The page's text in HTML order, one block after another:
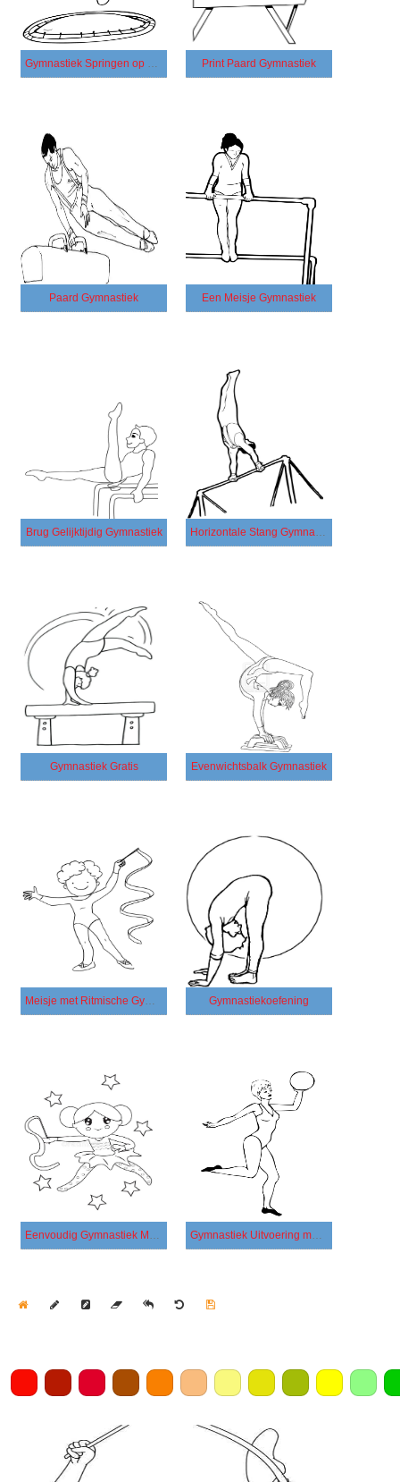
Gymnastiek Springen op Trampoline Print Paard Gymnastiek
Paard Gymnastiek Een Meisje Gymnastiek
Brug Gelijktijdig Gymnastiek Horizontale Stang Gymnastiek
Gymnastiek Gratis Evenwichtsbalk Gymnastiek
Meisje met Ritmische Gymnastiek Gymnastiekoefening
Eenvoudig Gymnastiek Meisje Gymnastiek Uitvoering met een Bal